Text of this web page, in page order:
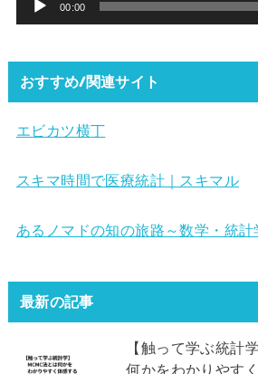
00:00
おすすめ/関連サイト
エビカツ横丁
スキマ時間で医療統計｜スキマル
あるノマドの知の旅路～数学・統計
最新の記事
【触って学ぶ統計
何かをわかりやす